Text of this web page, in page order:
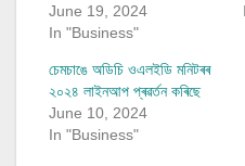
June 19, 2024
In "Business"
চেমচাঙে অডিচি ওএলইডি মনিটৰৰ
২০২৪ লাইনআপ প্ৰৱৰ্তন কৰিছে
June 10, 2024
In "Business"